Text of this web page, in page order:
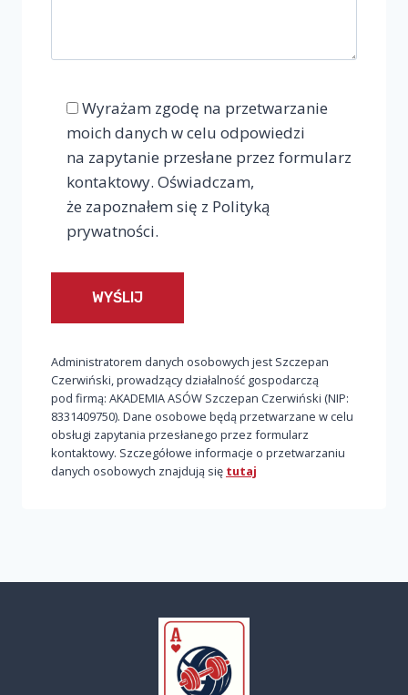
Wyrażam zgodę na przetwarzanie
moich danych w celu odpowiedzi
na zapytanie przesłane przez formularz
kontaktowy. Oświadczam,
że zapoznałem się z Polityką
prywatności.
Administratorem danych osobowych jest Szczepan
Czerwiński, prowadzący działalność gospodarczą
pod firmą: AKADEMIA ASÓW Szczepan Czerwiński (NIP:
8331409750). Dane osobowe będą przetwarzane w celu
obsługi zapytania przesłanego przez formularz
kontaktowy. Szczegółowe informacje o przetwarzaniu
danych osobowych znajdują się tutaj